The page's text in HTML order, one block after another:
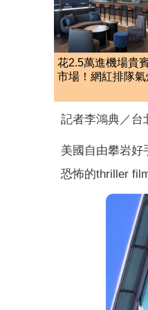
花2.5萬進機場貴
市場！網紅排隊氣
記者李鴻典／台
美國自由攀岩好
恐怖的thriller